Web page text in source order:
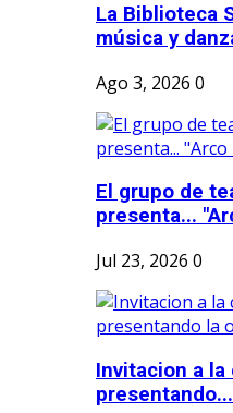
La Biblioteca
música y
Ago 3, 2026 0
El grupo de
presenta...
Jul 23, 2026 0
Invitacion a
presentando...